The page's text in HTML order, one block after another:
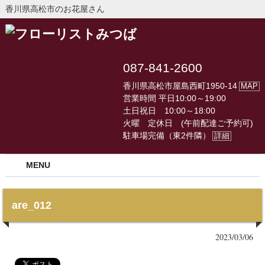
香川県高松市のお花屋さん
087-841-2600
香川県高松市屋島西町1950-14 MAP
営業時間 平日10:00～19:00
土日祝日 10:00～18:00
火曜 定休日 (午前配達ご予約可)
駐車場完備（東2件隣）
詳細
MENU
are_012
2023/03/06